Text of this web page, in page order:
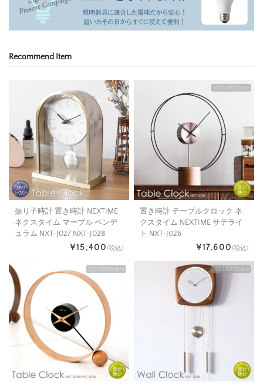
Recommend Item
振り子時計 置き時計 NEXTIME
ネクスタイム マーブル ペンデ
ュラム NXT-J027 NXT-J028
¥15,400(税込)
置き時計 テーブルクロック ネ
クスタイム NEXTIME サテライ
ト NXT-J026
¥17,600(税込)